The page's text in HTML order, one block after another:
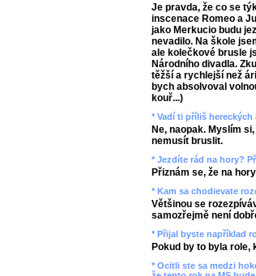
Je pravda, že co se
inscenace Romeo a
jako Merkucio budu
nevadilo. Na škole
ale kolečkové brusle
Národního divadla.
těžší a rychlejší než
bych absolvoval
kouř...)
* Vadí ti příliš hereckých
Ne, naopak. Myslím
nemusít bruslit.
* Jezdíte rád na hory?
Přiznám se, že na
* Kam sa chodievate
Většinou se
samozřejmě není
* Přijal byste například
Pokud by to byla role,
* Ocitli ste sa medzi